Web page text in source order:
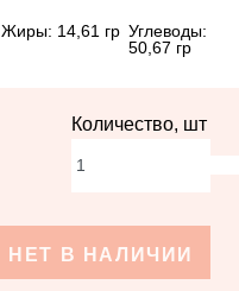
Жиры: 14,61 гр Углеводы:
50,67 гр
Количество, шт
НЕТ В НАЛИЧИИ